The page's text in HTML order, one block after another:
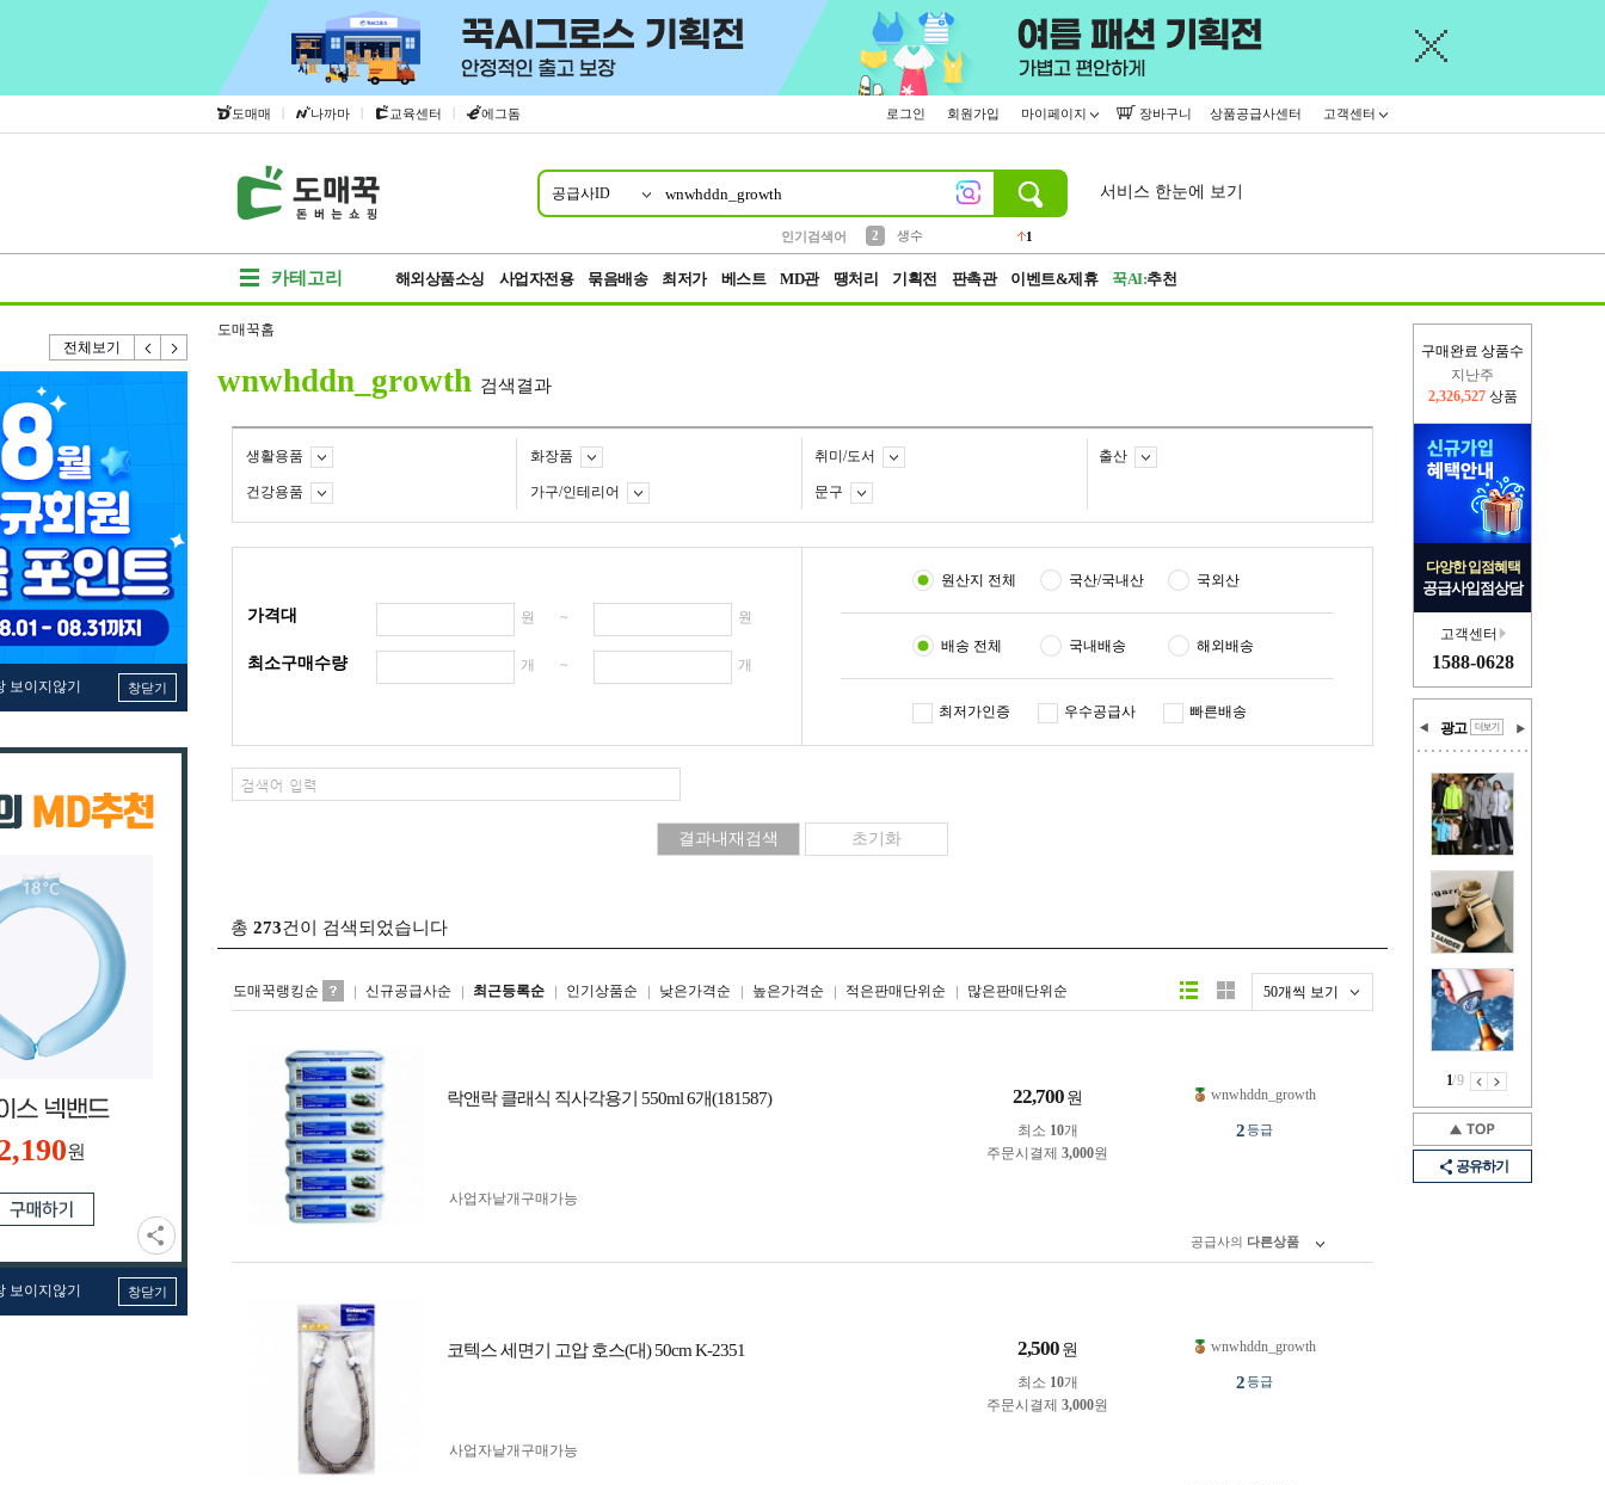
도매매 | 나까마 | 교육센터 | 에그돔 로그인 회원가입 마이페이지 장바구니 상품공급사센터 고객센터
공급사ID
인기검색어
2
생수
1
서비스 한눈에 보기
카테고리 해외상품소싱 사업자전용 묶음배송 최저가 베스트 MD관 땡처리 기획전 판촉관 이벤트&제휴 꾹AI:추천
전체보기
보이지않기 창닫기
원
보이지않기 창닫기
구매완료 상품수
이번주
2,395,336 상품
다양한 입점혜택
공급사입점상담
고객센터
1588-0628
광고
1/9
공유하기
도매꾹홈
wnwhddn_growth 검색결과
생활용품 화장품 취미/도서 출산
건강용품 가구/인테리어 문구
가격대 원 ~ 원
최소구매수량 개 ~ 개
원산지 전체 국산/국내산 국외산
배송 전체 국내배송 해외배송
최저가인증 우수공급사 빠른배송
총 273건이 검색되었습니다
도매꾹랭킹순 신규공급사순 최근등록순 인기상품순 낮은가격순 높은가격순 적은판매단위순 많은판매단위순 50개씩 보기
리스트형갤러리형
락앤락 클래식 직사각용기 550ml 6개(181587) 22,700 원
최소 10개
주문시결제 3,000원
사업자 낱개구매가능
wnwhddn_growth
2등급
공급사의 다른상품
코텍스 세면기 고압 호스(대) 50cm K-2351 2,500 원
최소 10개
주문시결제 3,000원
사업자 낱개구매가능
wnwhddn_growth
2등급